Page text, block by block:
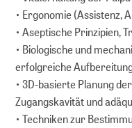
• Ergonomie (Assistenz,
• Aseptische Prinzipien,
• Biologische und
erfolgreiche
• 3D-basierte Planung
Zugangskavität und
• Techniken zur